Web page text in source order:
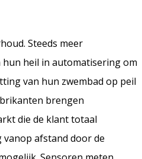
Steeds meer
hun heil in automatisering om
van hun zwembad op peil
brengen
die de klant totaal
afstand door de